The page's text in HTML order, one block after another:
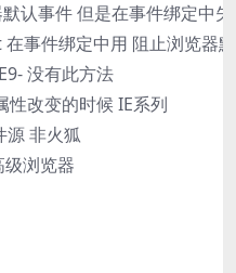
认事件 但是在事件绑定中
事件绑定中用 阻止浏览器
没有此方法
改变的时候 IE系列
非火狐
浏览器